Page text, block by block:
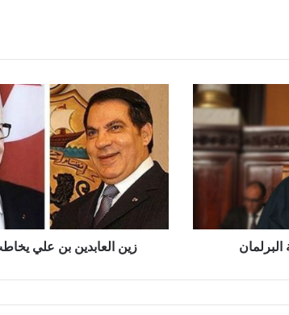
ا
ع
د
ب
زين العابدين بن علي